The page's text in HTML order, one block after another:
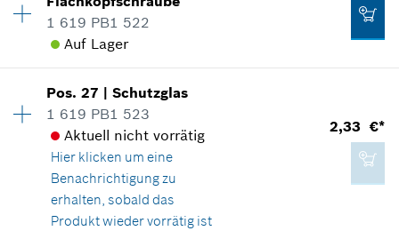
Versandkosten
IN DEN WARENKORB
1,96 €*
*Alle Preise inkl. Mehrwertsteuer zzgl.
Versandkosten
IN DEN WARENKORB
Ersatzteilinformationen
Verwendungsnachweis
0,81 €*
*Alle Preise inkl. Mehrwertsteuer zzgl.
Versandkosten
1 619 PB1 522
Auf Lager
Preisgruppe:10
Ersatzteilinformationen
Verwendungsnachweis
In Darstellung zeigen
Pos.27 |Schutzglas
1 619 PB1 523
Aktuell nicht vorrätig
Hier klicken um eine
Benachrichtigung zu
erhalten, sobald das
Produkt wieder vorrätig ist
2,33 €*